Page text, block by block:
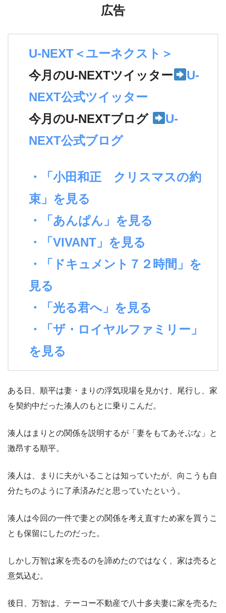
広告
U-NEXT＜ユーネクスト＞
今月のU-NEXTツイッター
U-
NEXT公式ツイッター
今月のU-NEXTブログ
U-
NEXT公式ブログ
・「小田和正 クリスマスの約
束」を見る
・「あんぱん」を見る
・「VIVANT」を見る
・「ドキュメント７２時間」を
見る
・「光る君へ」を見る
・「ザ・ロイヤルファミリー」
を見る
ある日、順平は妻・まりの浮気現場を見かけ、尾行し、家
を契約中だった湊人のもとに乗りこんだ。
湊人はまりとの関係を説明するが「妻をもてあそぶな」と
激昂する順平。
湊人は、まりに夫がいることは知っていたが、向こうも自
分たちのように了承済みだと思っていたという。
湊人は今回の一件で妻との関係を考え直すため家を買うこ
とも保留にしたのだった。
しかし万智は家を売るのを諦めたのではなく、家は売ると
意気込む。
後日、万智は、テーコー不動産で八十多夫妻に家を売るた